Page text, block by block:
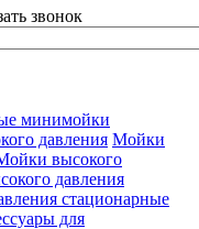
звонок
минимойки
давления Мойки
высокого
давления
стационарные
для